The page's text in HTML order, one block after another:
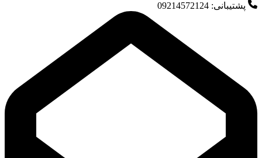
پشتیبانی: 09214572124